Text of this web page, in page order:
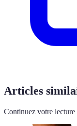
Articles
Continuez votre lecture